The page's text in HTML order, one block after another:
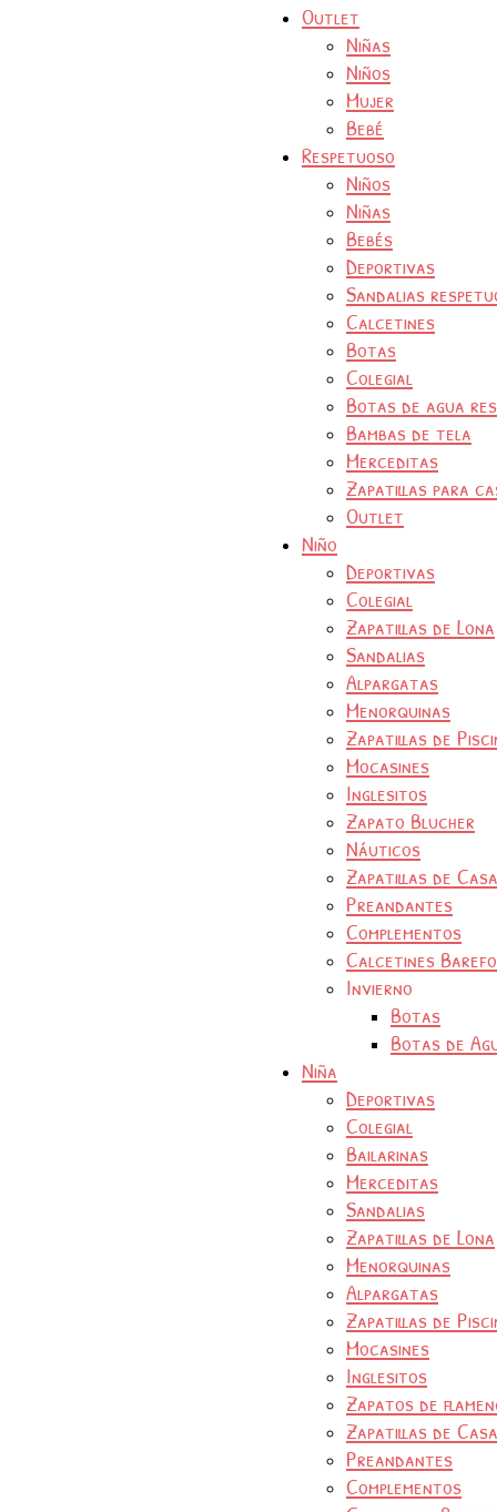
Outlet
Niñas
Niños
Mujer
Bebé
Respetuoso
Niños
Niñas
Bebés
Deportivas
Sandalias
Calcetines
Botas
Colegial
Botas de agua
Bambas de tela
Merceditas
Zapatillas para
Outlet
Niño
Deportivas
Colegial
Zapatillas de Lona
Sandalias
Alpargatas
Menorquinas
Zapatillas de
Mocasines
Inglesitos
Zapato Blucher
Náuticos
Zapatillas de Casa
Preandantes
Complementos
Calcetines
Invierno
Botas
Botas de
Niña
Deportivas
Colegial
Bailarinas
Merceditas
Sandalias
Zapatillas de Lona
Menorquinas
Alpargatas
Zapatillas de
Mocasines
Inglesitos
Zapatos de
Zapatillas de Casa
Preandantes
Complementos